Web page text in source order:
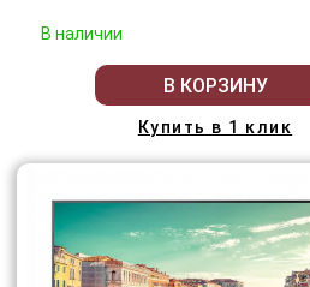
В наличии
В КОРЗИНУ
Купить в 1 клик